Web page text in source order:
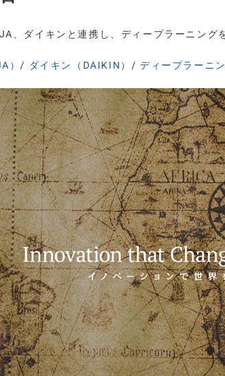
、ダイキンと連携し、ディープラーニング
） / ダイキン（DAIKIN） /ディープラーニ